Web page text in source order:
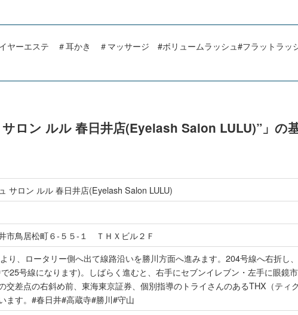
ヤーエステ ＃耳かき ＃マッサージ #ボリュームラッシュ#フラットラッ
サロン ルル 春日井店(Eyelash Salon LULU)”」の
サロン ルル 春日井店(Eyelash Salon LULU)
市鳥居松町６‐５５‐１ ＴＨＸビル２Ｆ
り、ロータリー側へ出て線路沿いを勝川方面へ進みます。204号線へ右折し
25号線になります)。しばらく進むと、右手にセブンイレブン・左手に眼鏡
交差点の右斜め前、東海東京証券、個別指導のトライさんのあるTHX（ティ
ます。#春日井#高蔵寺#勝川#守山